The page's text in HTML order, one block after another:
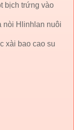
bịch trứng vào
nòi Hlinhlan nuôi
xài bao cao su